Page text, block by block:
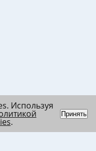
Используя
.
Принять